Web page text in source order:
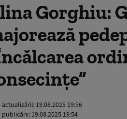
Gorghiu:
actualizării: 19.08.2025 19:56
publicării: 19.08.2025 19:54